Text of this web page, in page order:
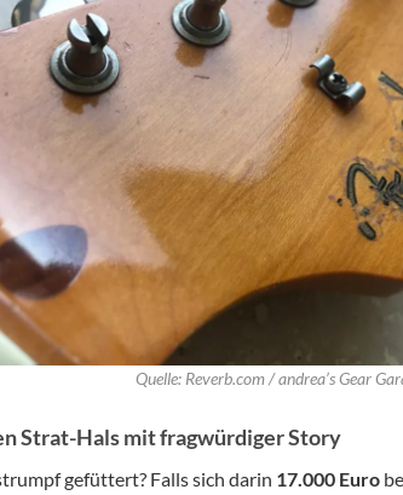
Quelle: Reverb.com / andrea’s Gear
Strat-Hals mit fragwürdiger Story
gefüttert? Falls sich darin 17.000 Euro